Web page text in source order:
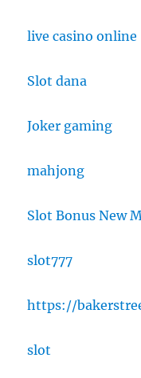
live casino online
Slot dana
Joker gaming
mahjong
Slot Bonus New
slot777
https://
slot